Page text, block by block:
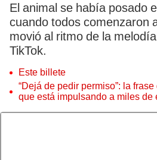
El animal se había posado
cuando todos comenzaron
movió al ritmo de la
TikTok.
Este billete
“Dejá de pedir permiso”: la
que está impulsando a miles de